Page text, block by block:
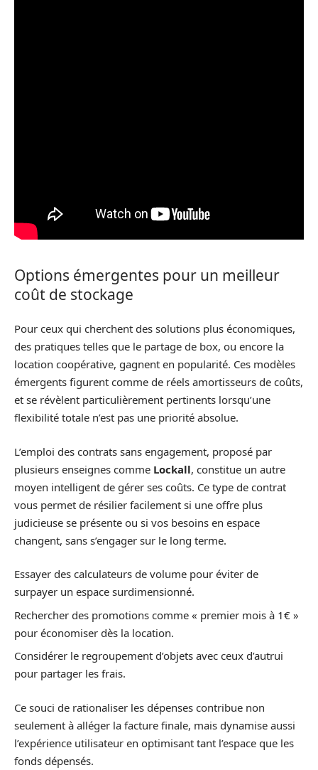
Options émergentes pour un meilleur
coût de stockage
Pour ceux qui cherchent des solutions plus économiques,
des pratiques telles que le partage de box, ou encore la
location coopérative, gagnent en popularité. Ces modèles
émergents figurent comme de réels amortisseurs de coûts,
et se révèlent particulièrement pertinents lorsqu’une
flexibilité totale n’est pas une priorité absolue.
L’emploi des contrats sans engagement, proposé par
plusieurs enseignes comme Lockall, constitue un autre
moyen intelligent de gérer ses coûts. Ce type de contrat
vous permet de résilier facilement si une offre plus
judicieuse se présente ou si vos besoins en espace
changent, sans s’engager sur le long terme.
Essayer des calculateurs de volume pour éviter de
surpayer un espace surdimensionné.
Rechercher des promotions comme « premier mois à 1€ »
pour économiser dès la location.
Considérer le regroupement d’objets avec ceux d’autrui
pour partager les frais.
Ce souci de rationaliser les dépenses contribue non
seulement à alléger la facture finale, mais dynamise aussi
l’expérience utilisateur en optimisant tant l’espace que les
fonds dépensés.